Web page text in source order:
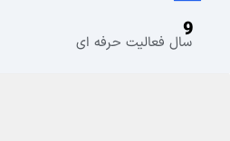
9
سال فعالیت حرفه ای